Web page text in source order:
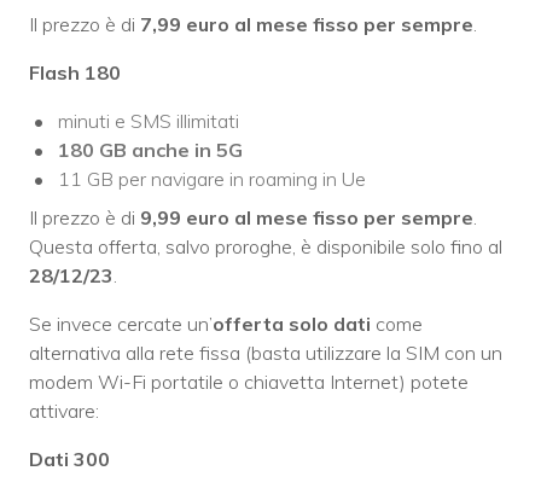
Il prezzo è di 7,99 euro al mese fisso per sempre.
Flash 180
minuti e SMS illimitati
180 GB anche in 5G
11 GB per navigare in roaming in Ue
Il prezzo è di 9,99 euro al mese fisso per sempre.
Questa offerta, salvo proroghe, è disponibile solo fino al
28/12/23.
Se invece cercate un’offerta solo dati come
alternativa alla rete fissa (basta utilizzare la SIM con un
modem Wi-Fi portatile o chiavetta Internet) potete
attivare:
Dati 300